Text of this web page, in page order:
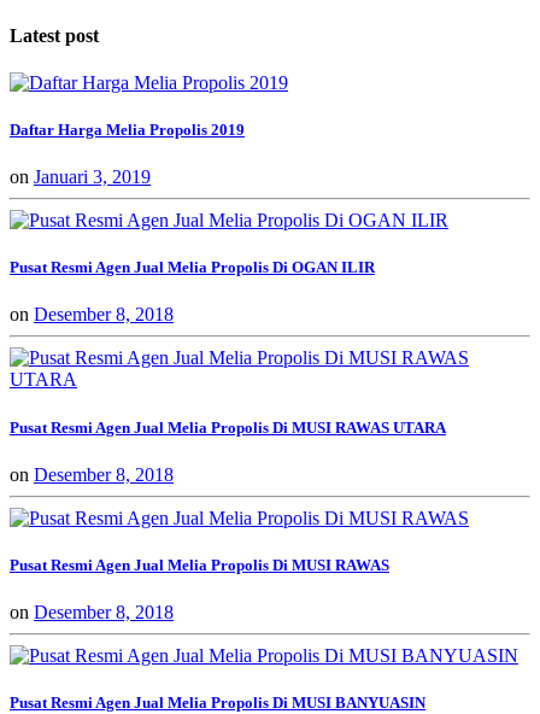
Latest post
Daftar Harga Melia Propolis 2019
on Januari 3, 2019
Pusat Resmi Agen Jual Melia Propolis Di OGAN ILIR
on Desember 8, 2018
Pusat Resmi Agen Jual Melia Propolis Di MUSI RAWAS UTARA
on Desember 8, 2018
Pusat Resmi Agen Jual Melia Propolis Di MUSI RAWAS
on Desember 8, 2018
Pusat Resmi Agen Jual Melia Propolis Di MUSI BANYUASIN